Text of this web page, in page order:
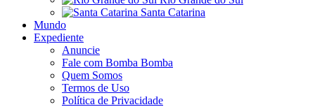
Santa Catarina
Mundo
Expediente
Anuncie
Fale com Bomba Bomba
Quem Somos
Termos de Uso
Política de Privacidade